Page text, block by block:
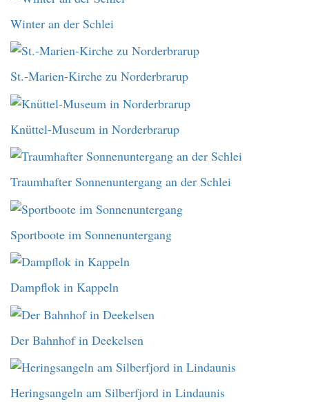
Winter an der Schlei
St.-Marien-Kirche zu Norderbrarup
Knüttel-Museum in Norderbrarup
Traumhafter Sonnenuntergang an der Schlei
Sportboote im Sonnenuntergang
Dampflok in Kappeln
Der Bahnhof in Deekelsen
Heringsangeln am Silberfjord in Lindaunis